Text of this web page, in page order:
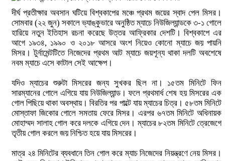
দীর্ঘ প্রতীক্ষার অবসান ঘটিয়ে বিশ্বকাপের মঞ্চে প্রথম জয়ের স্বাদ পেল মিসর।
সোমবার (২২ জুন) সকালে ভ্যাঙ্কুভারে অনুষ্ঠিত ম্যাচে নিউজিল্যান্ডকে ৩-১ গোলে
হারিয়ে নতুন ইতিহাস রচনা করেছে উত্তর আফ্রিকার দেশটি। বিশ্বকাপে এর
আগে ১৯৩৪, ১৯৯০ ও ২০১৮ আসরে অংশ নিয়েও কোনো ম্যাচে জয় পায়নি
মিসর। টুর্নামেন্টটিতে নিজেদের প্রথম আট ম্যাচে জয়শূন্য থাকা দলটি অবশেষে
নবম ম্যাচে এসে কাটাল সেই আক্ষেপ।
যদিও ম্যাচের শুরুটা মিসরের জন্য সুখকর ছিল না। ১৫তম মিনিটে ফিন
সারম্যানের গোলে এগিয়ে যায় নিউজিল্যান্ড। ফলে প্রথমার্ধ শেষ হয় মিসরের এক
গোল পিছিয়ে থাকা অবস্থায়। বিরতির পর পাল্টে যায় ম্যাচের চিত্র। ৫৮তম মিনিটে
মোস্তাফা জিকোর গোলে সমতায় ফেরে মিসর। এরপর ৬৭তম মিনিটে অধিনায়ক
মোহাম্মদ সালাহ গোল করে দলকে এগিয়ে দেন। ম্যাচের ৮২তম মিনিটে ত্রেজেগে
তৃতীয় গোল করলে জয় নিশ্চিত হয়ে যায় মিসরের।
মাত্র ২৪ মিনিটের ব্যবধানে তিন গোল করে ম্যাচ নিজেদের নিয়ন্ত্রণে নেয় মিসর।